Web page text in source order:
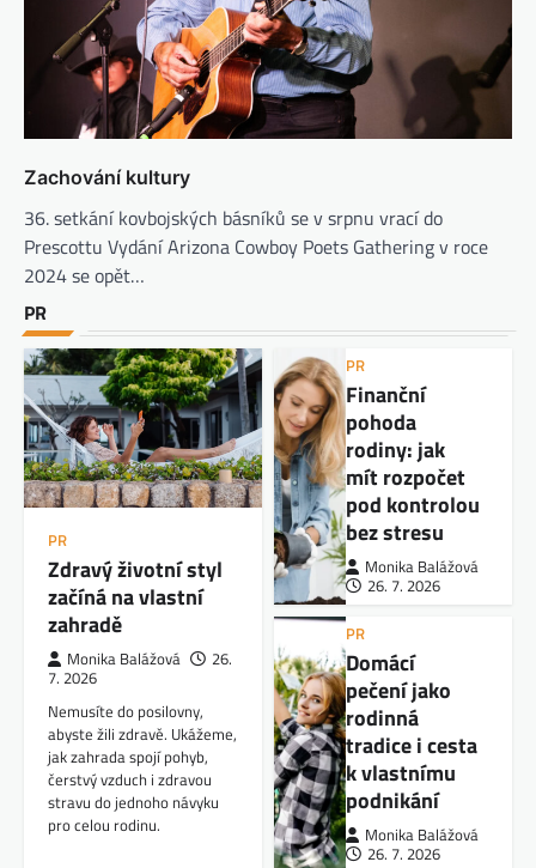
Zachování kultury
36. setkání kovbojských básníků se v srpnu vrací do
Prescottu Vydání Arizona Cowboy Poets Gathering v roce
2024 se opět…
PR
PR
Zdravý životní styl
začíná na vlastní
zahradě
Monika Balážová
26.
7. 2026
Nemusíte do posilovny,
abyste žili zdravě. Ukážeme,
jak zahrada spojí pohyb,
čerstvý vzduch i zdravou
stravu do jednoho návyku
pro celou rodinu.
PR
Finanční
pohoda
rodiny: jak
mít rozpočet
pod kontrolou
bez stresu
Monika Balážová
26. 7. 2026
PR
Domácí
pečení jako
rodinná
tradice i cesta
k vlastnímu
podnikání
Monika Balážová
26. 7. 2026